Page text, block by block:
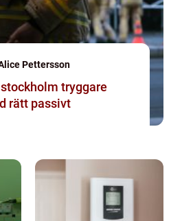
Pettersson
tryggare
rätt passivt